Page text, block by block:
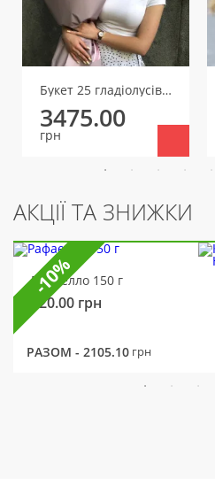
Букет 25 гладіолусів мікс
3475.00
грн
АКЦІЇ ТА ЗНИЖКИ
Рафаелло 150 г
320.00 грн
РАЗОМ - 2105.10 грн
-10%